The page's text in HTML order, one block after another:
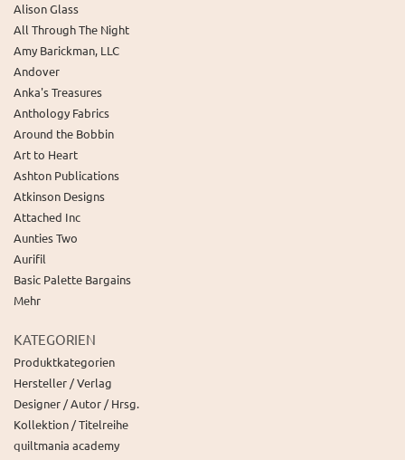
Alison Glass
All Through The Night
Amy Barickman, LLC
Andover
Anka's Treasures
Anthology Fabrics
Around the Bobbin
Art to Heart
Ashton Publications
Atkinson Designs
Attached Inc
Aunties Two
Aurifil
Basic Palette Bargains
Mehr
KATEGORIEN
Produktkategorien
Hersteller / Verlag
Designer / Autor / Hrsg.
Kollektion / Titelreihe
quiltmania academy